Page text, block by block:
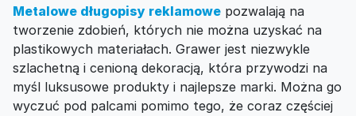
Metalowe długopisy reklamowe pozwalają na
tworzenie zdobień, których nie można uzyskać na
plastikowych materiałach. Grawer jest niezwykle
szlachetną i cenioną dekoracją, która przywodzi na
myśl luksusowe produkty i najlepsze marki. Można go
wyczuć pod palcami pomimo tego, że coraz częściej